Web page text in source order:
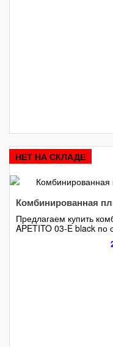
НЕТ НА СКЛАДЕ
Комбинированная
Предлагаем купить
APETITO 03-E black по